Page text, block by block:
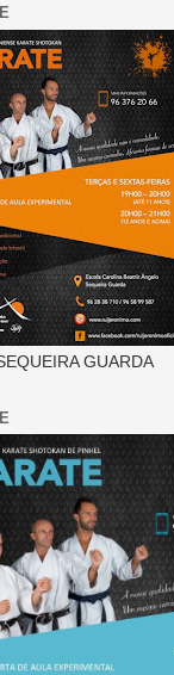
GUARDA